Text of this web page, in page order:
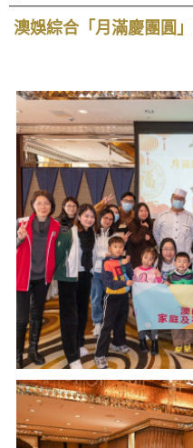
澳娛綜合「月滿慶團圓